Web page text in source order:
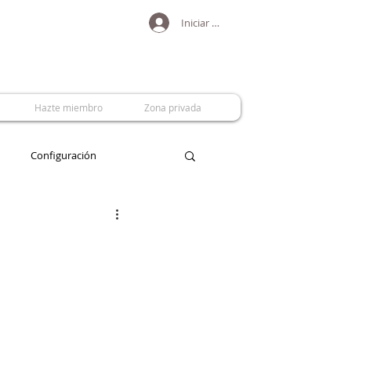
Iniciar sesión
Hazte miembro Zona privada
Configuración